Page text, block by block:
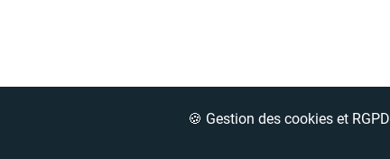
🍪 Gestion des cookies et RGPD